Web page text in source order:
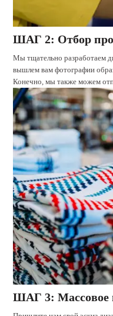
ШАГ 2: Отбор
Мы тщательно разработаем
вышлем вам фотографии
Конечно, мы также можем
ШАГ 3: Массовое